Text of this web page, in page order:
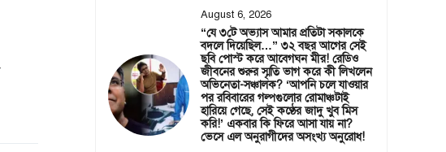
August 6, 2026
“যে ৩টে অভ্যাস আমার প্রতিটা সকালকে
বদলে দিয়েছিল…” ৩২ বছর আগের সেই
ছবি পোস্ট করে আবেগঘন মীর! রেডিও
জীবনের শুরুর স্মৃতি ভাগ করে কী লিখলেন
অভিনেতা-সঞ্চালক? ‘আপনি চলে যাওয়ার
পর রবিবারের গল্পগুলোর রোমাঞ্চটাই
হারিয়ে গেছে, সেই কণ্ঠের জাদু খুব মিস
করি!’ একবার কি ফিরে আসা যায় না?
ভেসে এল অনুরাগীদের অসংখ্য অনুরোধ!